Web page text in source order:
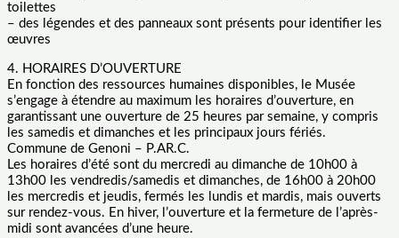
toilettes
– des légendes et des panneaux sont présents pour identifier les
œuvres
4. HORAIRES D’OUVERTURE
En fonction des ressources humaines disponibles, le Musée
s’engage à étendre au maximum les horaires d’ouverture, en
garantissant une ouverture de 25 heures par semaine, y compris
les samedis et dimanches et les principaux jours fériés.
Commune de Genoni – P.AR.C.
Les horaires d’été sont du mercredi au dimanche de 10h00 à
13h00 les vendredis/samedis et dimanches, de 16h00 à 20h00
les mercredis et jeudis, fermés les lundis et mardis, mais ouverts
sur rendez-vous. En hiver, l’ouverture et la fermeture de l’après-
midi sont avancées d’une heure.